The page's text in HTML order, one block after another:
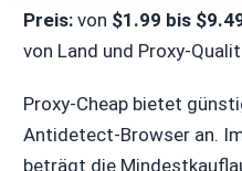
Preis:von $1.99 bis
von Land und Proxy-
Proxy-Cheap bietet
Antidetect-Browser an.
beträgt die